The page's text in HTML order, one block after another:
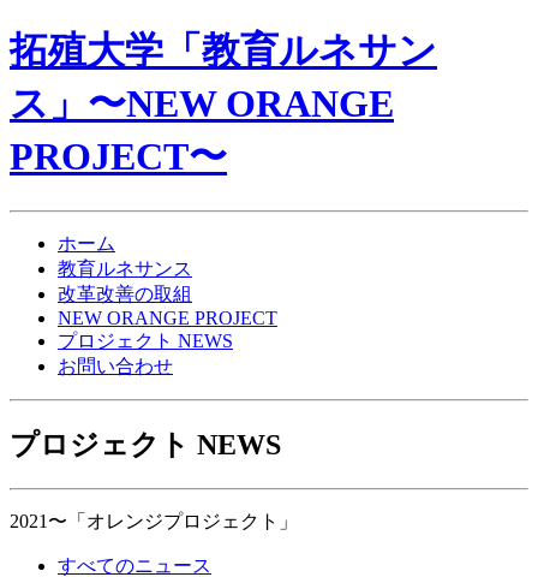
拓殖大学「教育ルネサン
ス」〜NEW ORANGE
PROJECT〜
ホーム
教育ルネサンス
改革改善の取組
NEW ORANGE PROJECT
プロジェクト NEWS
お問い合わせ
プロジェクト NEWS
2021〜 「オレンジプロジェクト」
すべてのニュース